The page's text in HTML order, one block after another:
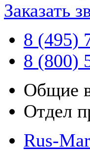
Заказать
8 (495)
8 (800)
Общие
Отдел
Rus-